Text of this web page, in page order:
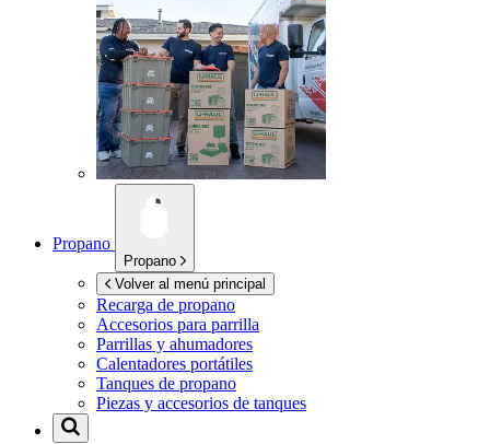
Propano
Propano
Volver al menú principal
Recarga de propano
Accesorios para parrilla
Parrillas y ahumadores
Calentadores portátiles
Tanques de propano
Piezas y accesorios de tanques